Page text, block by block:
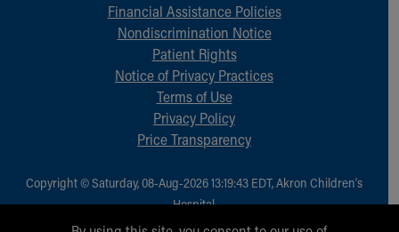
Financial Assistance Policies
Nondiscrimination Notice
Patient Rights
Notice of Privacy Practices
Terms of Use
Privacy Policy
Price Transparency
Copyright © Saturday, 08-Aug-2026 13:19:43 EDT, Akron Children‘s
Hospital.
All Rights Reserved.